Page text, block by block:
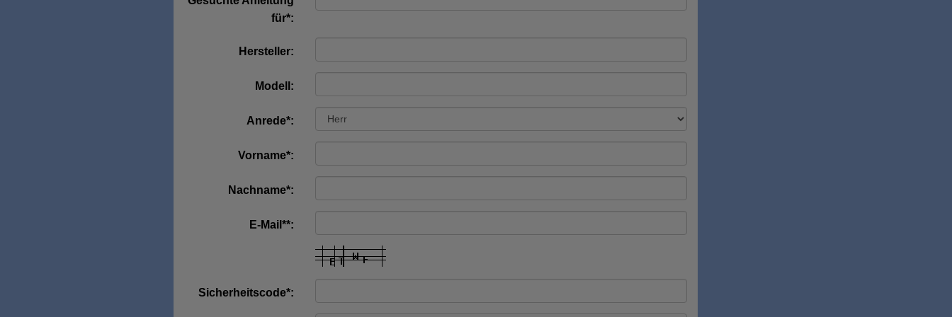
für*:
Hersteller:
Modell:
Anrede*:
Vorname*:
Nachname*:
E-Mail**:
Sicherheitscode*: